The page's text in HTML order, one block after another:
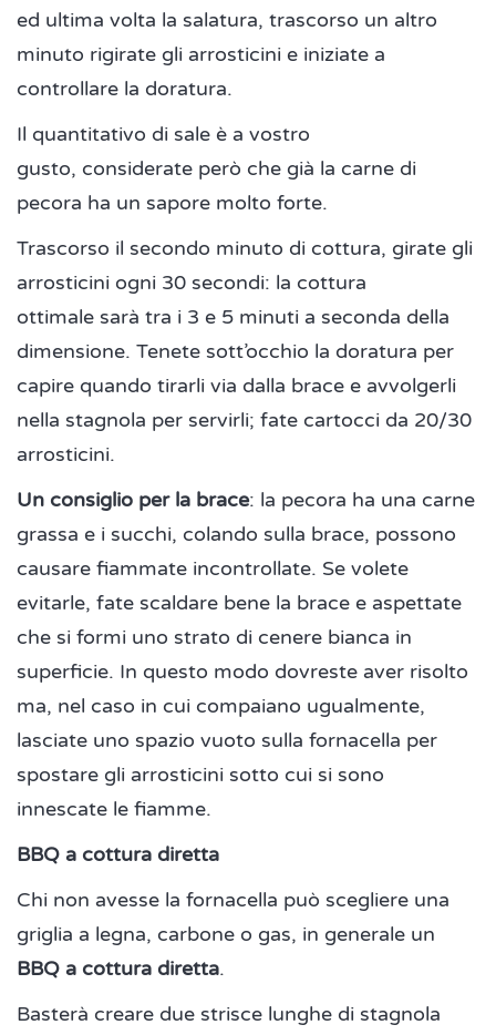
ed ultima volta la salatura, trascorso un altro
minuto rigirate gli arrosticini e iniziate a
controllare la doratura.
Il quantitativo di sale è a vostro
gusto, considerate però che già la carne di
pecora ha un sapore molto forte.
Trascorso il secondo minuto di cottura, girate gli
arrosticini ogni 30 secondi: la cottura
ottimale sarà tra i 3 e 5 minuti a seconda della
dimensione. Tenete sott’occhio la doratura per
capire quando tirarli via dalla brace e avvolgerli
nella stagnola per servirli; fate cartocci da 20/30
arrosticini.
Un consiglio per la brace: la pecora ha una carne
grassa e i succhi, colando sulla brace, possono
causare fiammate incontrollate. Se volete
evitarle, fate scaldare bene la brace e aspettate
che si formi uno strato di cenere bianca in
superficie. In questo modo dovreste aver risolto
ma, nel caso in cui compaiano ugualmente,
lasciate uno spazio vuoto sulla fornacella per
spostare gli arrosticini sotto cui si sono
innescate le fiamme.
BBQ a cottura diretta
Chi non avesse la fornacella può scegliere una
griglia a legna, carbone o gas, in generale un
BBQ a cottura diretta.
Basterà creare due strisce lunghe di stagnola